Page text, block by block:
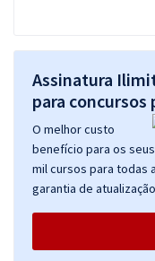
Assinatura
para
O melhor custo
benefício para os
mil cursos para todas
garantia de